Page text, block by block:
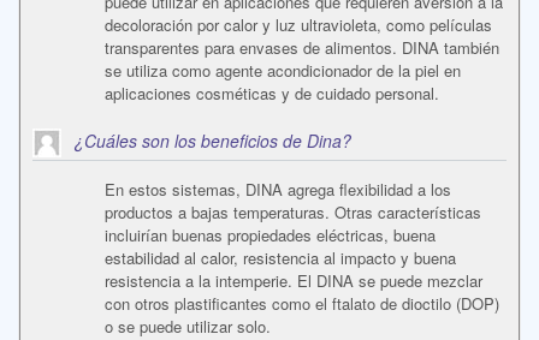
decoloración por calor y luz ultravioleta, como películas
transparentes para envases de alimentos. DINA también
se utiliza como agente acondicionador de la piel en
aplicaciones cosméticas y de cuidado personal.
¿Cuáles son los beneficios de Dina?
En estos sistemas, DINA agrega flexibilidad a los
productos a bajas temperaturas. Otras características
incluirían buenas propiedades eléctricas, buena
estabilidad al calor, resistencia al impacto y buena
resistencia a la intemperie. El DINA se puede mezclar
con otros plastificantes como el ftalato de dioctilo (DOP)
o se puede utilizar solo.